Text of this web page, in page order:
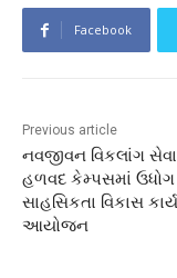
Facebook
Previous article
નવજીવન વિકલાંગ
હળવદ કેમ્પસમાં ઉધોગ
સાહસિકતા વિકાસ
આયોજન